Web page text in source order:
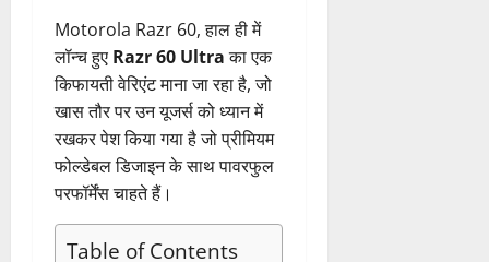
Motorola Razr 60, हाल ही में
लॉन्च हुए Razr 60 Ultraका एक
किफायती वेरिएंट माना जा रहा है, जो
खास तौर पर उन यूजर्स को ध्यान में
रखकर पेश किया गया है जो प्रीमियम
फोल्डेबल डिजाइन के साथ पावरफुल
परफॉर्मेंस चाहते हैं।
Table of Contents